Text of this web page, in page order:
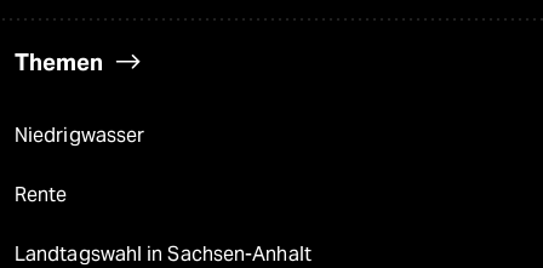
Themen
Niedrigwasser
Rente
Landtagswahl in Sachsen-Anhalt